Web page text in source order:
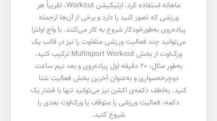
ماهانه استفاده کرد. اپلیکیشن Workout، تقریباً هر
ورزشی که تصور کنید را دارد و برخی از آن‌ها ازجمله
پیاده‌روی به‌طورخودکار شروع به کار می‌کنند. با واچ اولترا
می‌توانید چند فعالیت ورزشی متفاوت را نیز در قالب یک
ورک‌اوت از بخش Multisport Workout ترکیب کنید.
به‌طور مثال، 20 دقیقه اول پیاده‌روی و بعد نیم ساعت
دوچرخه‌سواری و به‌عنوان آخرین بخش فعالیت شنا
کنید. به‌لطف دکمه‌ی اکشن نیز می‌توانید تنها با فشار یک
دکمه، فعالیت ورزشی را متوقف یا ورک‌اوت بعدی را
شروع کنید.